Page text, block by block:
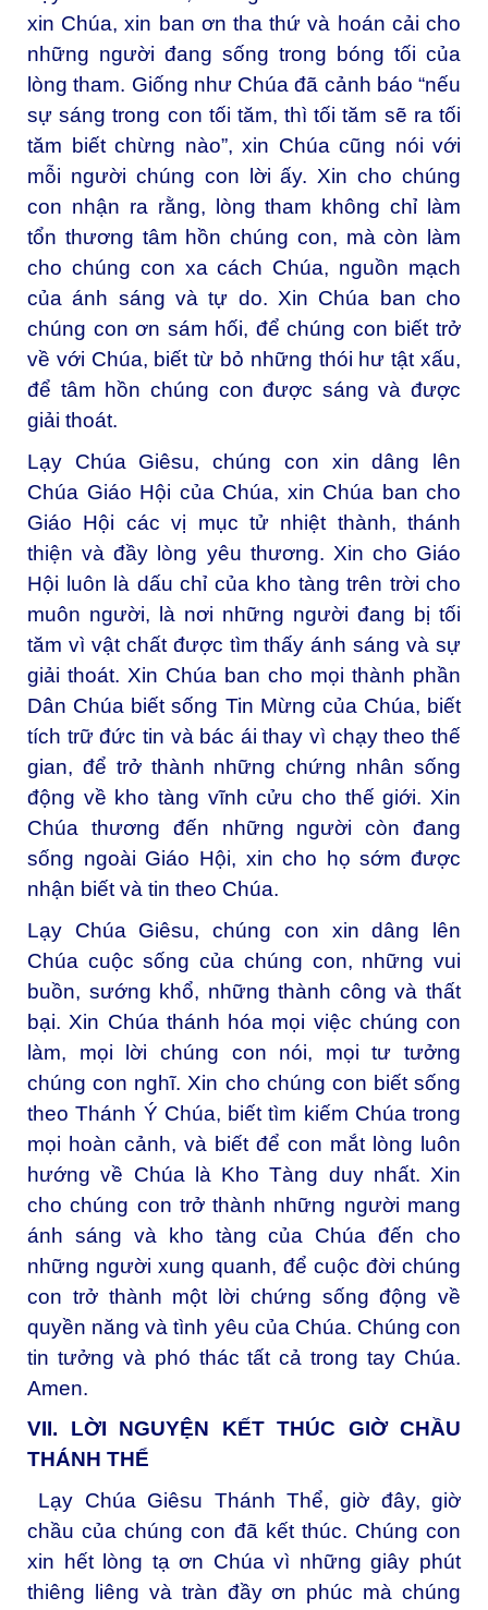
xin Chúa, xin ban ơn tha thứ và hoán cải cho
những người đang sống trong bóng tối của
lòng tham. Giống như Chúa đã cảnh báo “nếu
sự sáng trong con tối tăm, thì tối tăm sẽ ra tối
tăm biết chừng nào”, xin Chúa cũng nói với
mỗi người chúng con lời ấy. Xin cho chúng
con nhận ra rằng, lòng tham không chỉ làm
tổn thương tâm hồn chúng con, mà còn làm
cho chúng con xa cách Chúa, nguồn mạch
của ánh sáng và tự do. Xin Chúa ban cho
chúng con ơn sám hối, để chúng con biết trở
về với Chúa, biết từ bỏ những thói hư tật xấu,
để tâm hồn chúng con được sáng và được
giải thoát.
Lạy Chúa Giêsu, chúng con xin dâng lên
Chúa Giáo Hội của Chúa, xin Chúa ban cho
Giáo Hội các vị mục tử nhiệt thành, thánh
thiện và đầy lòng yêu thương. Xin cho Giáo
Hội luôn là dấu chỉ của kho tàng trên trời cho
muôn người, là nơi những người đang bị tối
tăm vì vật chất được tìm thấy ánh sáng và sự
giải thoát. Xin Chúa ban cho mọi thành phần
Dân Chúa biết sống Tin Mừng của Chúa, biết
tích trữ đức tin và bác ái thay vì chạy theo thế
gian, để trở thành những chứng nhân sống
động về kho tàng vĩnh cửu cho thế giới. Xin
Chúa thương đến những người còn đang
sống ngoài Giáo Hội, xin cho họ sớm được
nhận biết và tin theo Chúa.
Lạy Chúa Giêsu, chúng con xin dâng lên
Chúa cuộc sống của chúng con, những vui
buồn, sướng khổ, những thành công và thất
bại. Xin Chúa thánh hóa mọi việc chúng con
làm, mọi lời chúng con nói, mọi tư tưởng
chúng con nghĩ. Xin cho chúng con biết sống
theo Thánh Ý Chúa, biết tìm kiếm Chúa trong
mọi hoàn cảnh, và biết để con mắt lòng luôn
hướng về Chúa là Kho Tàng duy nhất. Xin
cho chúng con trở thành những người mang
ánh sáng và kho tàng của Chúa đến cho
những người xung quanh, để cuộc đời chúng
con trở thành một lời chứng sống động về
quyền năng và tình yêu của Chúa. Chúng con
tin tưởng và phó thác tất cả trong tay Chúa.
Amen.
VII. LỜI NGUYỆN KẾT THÚC GIỜ CHẦU
THÁNH THỂ
Lạy Chúa Giêsu Thánh Thể, giờ đây, giờ
chầu của chúng con đã kết thúc. Chúng con
xin hết lòng tạ ơn Chúa vì những giây phút
thiêng liêng và tràn đầy ơn phúc mà chúng